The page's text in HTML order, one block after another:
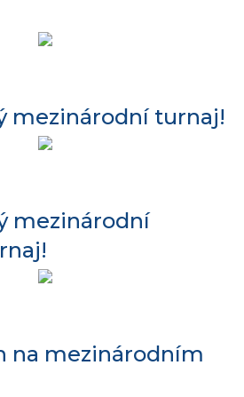
mezinárodní turnaj!
mezinárodní
na mezinárodním